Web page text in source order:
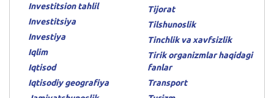
Investitsion tahlil
Investitsiya
Investiya
Iqlim
Iqtisod
Iqtisodiy geografiya
Tijorat
Tilshunoslik
Tinchlik va xavfsizlik
Tirik organizmlar haqidagi
fanlar
Transport